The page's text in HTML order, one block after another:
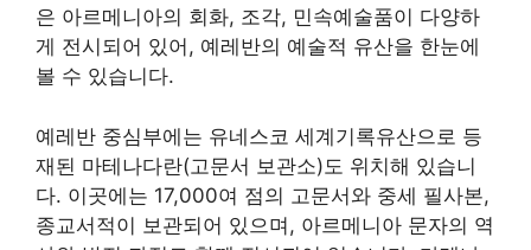
은 아르메니아의 회화, 조각, 민속예술품이 다양하
게 전시되어 있어, 예레반의 예술적 유산을 한눈에
볼 수 있습니다.
예레반 중심부에는 유네스코 세계기록유산으로 등
재된 마테나다란(고문서 보관소)도 위치해 있습니
다. 이곳에는 17,000여 점의 고문서와 중세 필사본,
종교서적이 보관되어 있으며, 아르메니아 문자의 역